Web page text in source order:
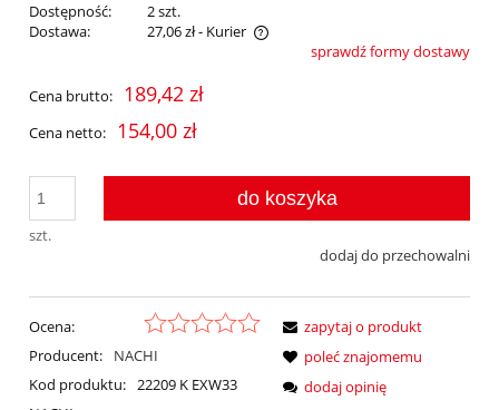
Dostępność:
2 szt.
Dostawa:
27,06 zł- Kurier
Cena nie zawiera ewentualnych kosztów płatnościsprawdź formy dostawy
Cena brutto: 189,42 zł
Cena netto: 154,00 zł
szt.
do koszyka
dodaj do przechowalni
Ocena:
Producent:
NACHI
Kod produktu: 22209 K EXW33
zapytaj o produkt
poleć znajomemu
dodaj opinię